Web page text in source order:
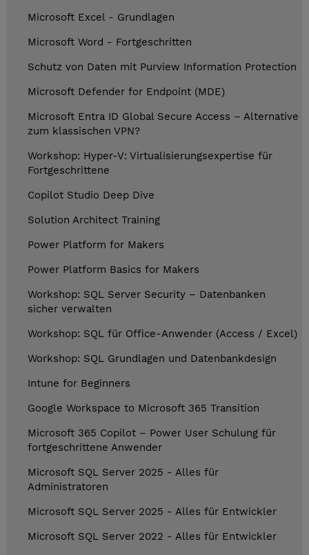
Microsoft Excel - Grundlagen
Microsoft Word - Fortgeschritten
Schutz von Daten mit Purview Information Protection
Microsoft Defender for Endpoint (MDE)
Microsoft Entra ID Global Secure Access – Alternative
zum klassischen VPN?
Workshop: Hyper-V: Virtualisierungsexpertise für
Fortgeschrittene
Copilot Studio Deep Dive
Solution Architect Training
Power Platform for Makers
Power Platform Basics for Makers
Workshop: SQL Server Security – Datenbanken
sicher verwalten
Workshop: SQL für Office-Anwender (Access / Excel)
Workshop: SQL Grundlagen und Datenbankdesign
Intune for Beginners
Google Workspace to Microsoft 365 Transition
Microsoft 365 Copilot – Power User Schulung für
fortgeschrittene Anwender
Microsoft SQL Server 2025 - Alles für
Administratoren
Microsoft SQL Server 2025 - Alles für Entwickler
Microsoft SQL Server 2022 - Alles für Entwickler